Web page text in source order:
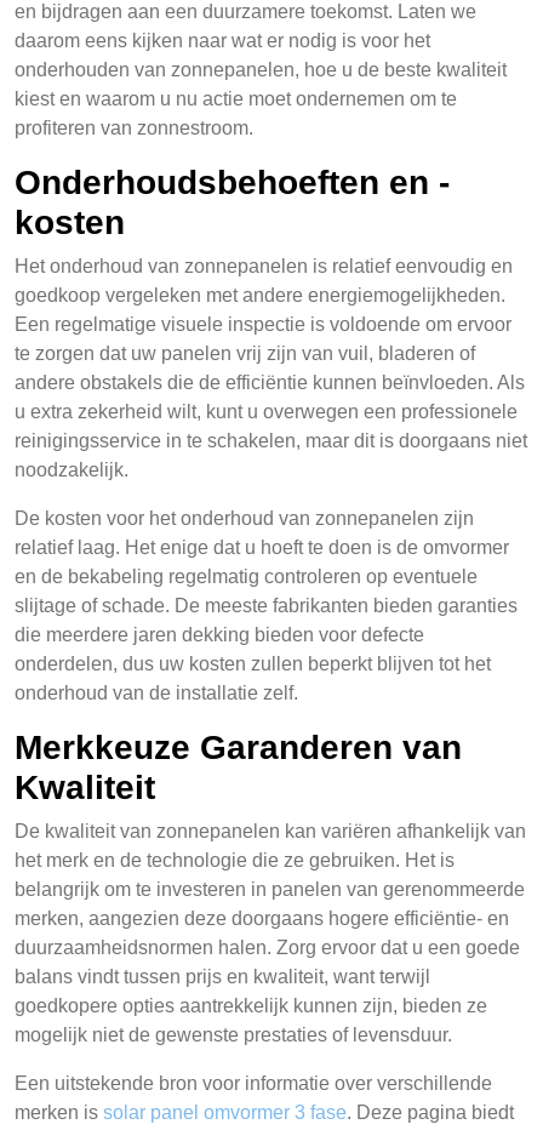
en bijdragen aan een duurzamere toekomst. Laten we
daarom eens kijken naar wat er nodig is voor het
onderhouden van zonnepanelen, hoe u de beste kwaliteit
kiest en waarom u nu actie moet ondernemen om te
profiteren van zonnestroom.
Onderhoudsbehoeften en -
kosten
Het onderhoud van zonnepanelen is relatief eenvoudig en
goedkoop vergeleken met andere energiemogelijkheden.
Een regelmatige visuele inspectie is voldoende om ervoor
te zorgen dat uw panelen vrij zijn van vuil, bladeren of
andere obstakels die de efficiëntie kunnen beïnvloeden. Als
u extra zekerheid wilt, kunt u overwegen een professionele
reinigingsservice in te schakelen, maar dit is doorgaans niet
noodzakelijk.
De kosten voor het onderhoud van zonnepanelen zijn
relatief laag. Het enige dat u hoeft te doen is de omvormer
en de bekabeling regelmatig controleren op eventuele
slijtage of schade. De meeste fabrikanten bieden garanties
die meerdere jaren dekking bieden voor defecte
onderdelen, dus uw kosten zullen beperkt blijven tot het
onderhoud van de installatie zelf.
Merkkeuze Garanderen van
Kwaliteit
De kwaliteit van zonnepanelen kan variëren afhankelijk van
het merk en de technologie die ze gebruiken. Het is
belangrijk om te investeren in panelen van gerenommeerde
merken, aangezien deze doorgaans hogere efficiëntie- en
duurzaamheidsnormen halen. Zorg ervoor dat u een goede
balans vindt tussen prijs en kwaliteit, want terwijl
goedkopere opties aantrekkelijk kunnen zijn, bieden ze
mogelijk niet de gewenste prestaties of levensduur.
Een uitstekende bron voor informatie over verschillende
merken is solar panel omvormer 3 fase. Deze pagina biedt